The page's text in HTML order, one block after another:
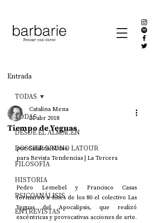
Entrada
TODAS
DESDE EL ALMACÉN
DOSSIER BRUNO LATOUR
FILOSOFÍA
HISTORIA
PSICOANÁLISIS
ENTREVISTAS
TODAS
Tiempo de Yeguas
Catalina Mena
21 abr 2018
por Catalina Mena
para Revista Tendencias | La Tercera
Pedro Lemebel y Francisco Casas
formaron a fines de los 80 el colectivo Las
Yeguas del Apocalipsis, que realizó
excéntricas y provocativas acciones de arte.